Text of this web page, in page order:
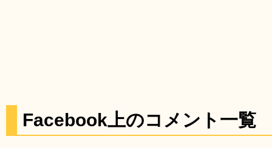
Facebook上のコメント一覧